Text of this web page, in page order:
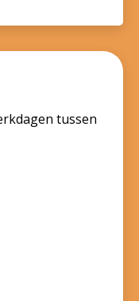
tussen